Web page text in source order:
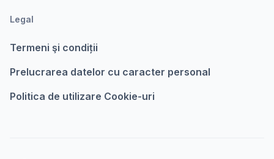
Legal
Termeni şi condiții
Prelucrarea datelor cu caracter personal
Politica de utilizare Cookie-uri